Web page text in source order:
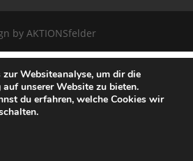
by AKTIONSfelder
Websiteanalyse, um dir die
unserer Website zu bieten.
du erfahren, welche Cookies wir